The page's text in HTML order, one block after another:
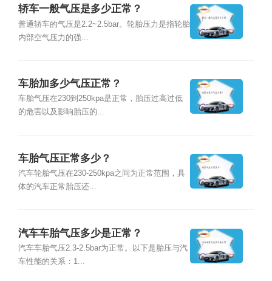
轿车一般气压是多少正常？
普通轿车的气压是2.2~2.5bar。轮胎压力是指轮胎
内部空气压力的强...
车胎加多少气压正常？
车胎气压在230到250kpa是正常，胎压过高过低
的危害以及影响胎压的...
车胎气压正常多少？
汽车轮胎气压在230-250kpa之间为正常范围，具
体的汽车正常胎压还...
汽车车胎气压多少是正常？
汽车车胎气压2.3-2.5bar为正常。以下是胎压与汽
车性能的关系：1...